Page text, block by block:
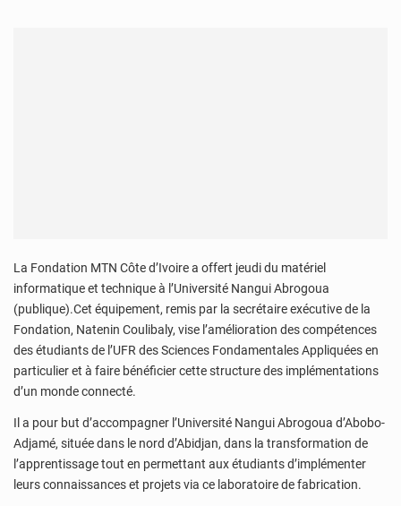
La Fondation MTN Côte d’Ivoire a offert jeudi du matériel
informatique et technique à l’Université Nangui Abrogoua
(publique).Cet équipement, remis par la secrétaire exécutive de la
Fondation, Natenin Coulibaly, vise l’amélioration des compétences
des étudiants de l’UFR des Sciences Fondamentales Appliquées en
particulier et à faire bénéficier cette structure des implémentations
d’un monde connecté.
Il a pour but d’accompagner l’Université Nangui Abrogoua d’Abobo-
Adjamé, située dans le nord d’Abidjan, dans la transformation de
l’apprentissage tout en permettant aux étudiants d’implémenter
leurs connaissances et projets via ce laboratoire de fabrication.